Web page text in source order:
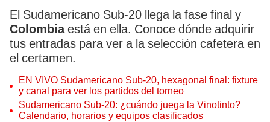
El Sudamericano Sub-20 llega la fase final y
Colombiaestá en ella. Conoce dónde adquirir
tus entradas para ver a la selección cafetera en
el certamen.
EN VIVO Sudamericano Sub-20, hexagonal final: fixture
y canal para ver los partidos del torneo
Sudamericano Sub-20: ¿cuándo juega la Vinotinto?
Calendario, horarios y equipos clasificados